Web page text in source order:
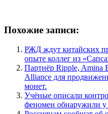
Похожие записи:
РЖД ждут китайских
опыте коллег из
Партнёр Ripple, Amina
Alliance для
монет.
Учёные описали
феномен обнаружили у